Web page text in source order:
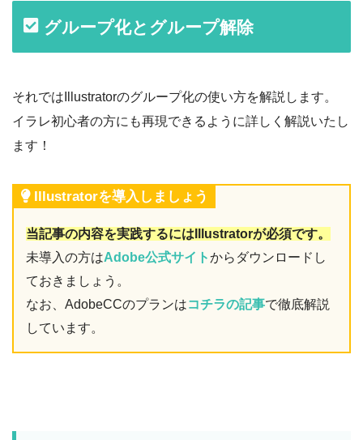
グループ化とグループ解除
それではIllustratorのグループ化の使い方を解説します。
イラレ初心者の方にも再現できるように詳しく解説いたし
ます！
Illustratorを導入しましょう
当記事の内容を実践するにはIllustratorが必須です。
未導入の方はAdobe公式サイトからダウンロードし
ておきましょう。
なお、AdobeCCのプランはコチラの記事で徹底解説
しています。